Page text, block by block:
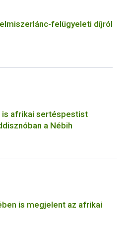
felügyeleti díjról
is afrikai sertéspestist
a Nébih
is megjelent az afrikai